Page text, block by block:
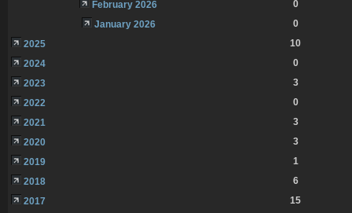
February 2026
0
January 2026
0
2025
10
2024
0
2023
3
2022
0
2021
3
2020
3
2019
1
2018
6
2017
15